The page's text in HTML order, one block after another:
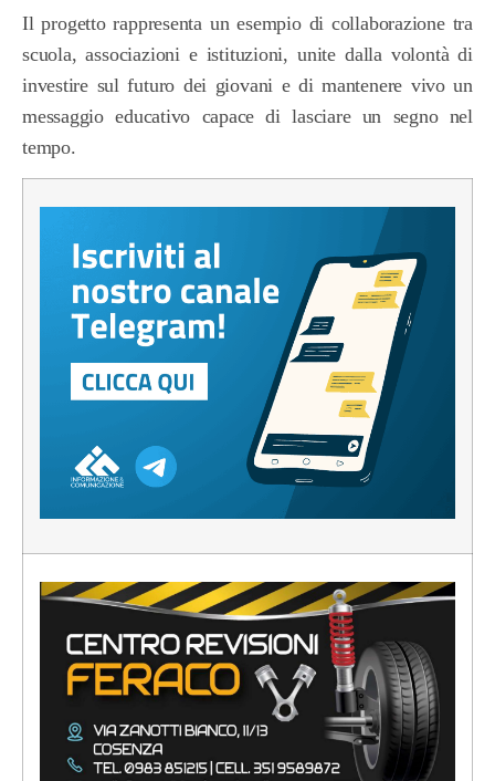
Il progetto rappresenta un esempio di collaborazione tra
scuola, associazioni e istituzioni, unite dalla volontà di
investire sul futuro dei giovani e di mantenere vivo un
messaggio educativo capace di lasciare un segno nel
tempo.